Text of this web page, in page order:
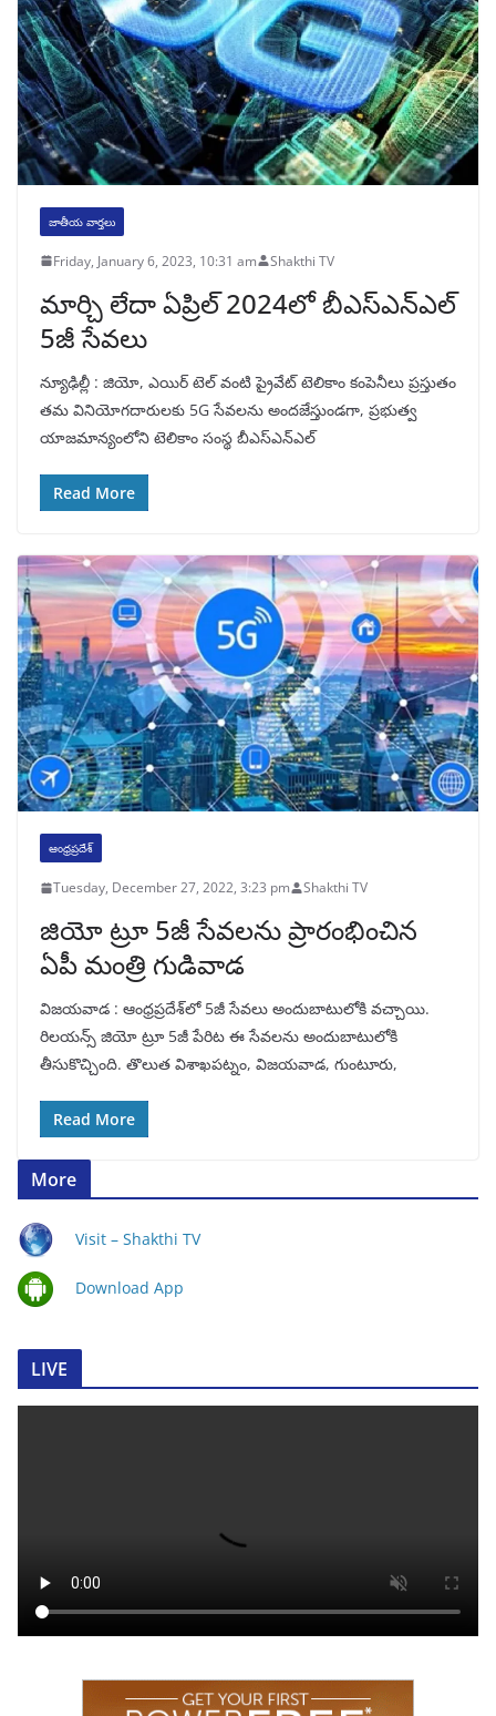
జాతీయ వార్తలు
Friday, January 6, 2023, 10:31 am Shakthi TV
మార్చి లేదా ఏప్రిల్ 2024లో బీఎస్ఎన్ఎల్
5జీ సేవలు
న్యూఢిల్లీ : జియో, ఎయిర్ టెల్ వంటి ప్రైవేట్ టెలికాం కంపెనీలు ప్రస్తుతం
తమ వినియోగదారులకు 5G సేవలను అందజేస్తుండగా, ప్రభుత్వ
యాజమాన్యంలోని టెలికాం సంస్థ బీఎస్ఎన్ఎల్
Read More
ఆంధ్రప్రదేశ్
Tuesday, December 27, 2022, 3:23 pm Shakthi TV
జియో ట్రూ 5జీ సేవలను ప్రారంభించిన
ఏపీ మంత్రి గుడివాడ
విజయవాడ : ఆంధ్రప్రదేశ్‌లో 5జీ సేవలు అందుబాటులోకి వచ్చాయి.
రిలయన్స్‌ జియో ట్రూ 5జీ పేరిట ఈ సేవలను అందుబాటులోకి
తీసుకొచ్చింది. తొలుత విశాఖపట్నం, విజయవాడ, గుంటూరు,
Read More
More
Visit – Shakthi TV
Download App
LIVE